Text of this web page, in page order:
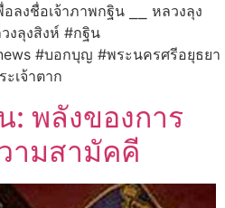
ลงชื่อเจ้าภาพกฐิน ⎯⎯ หลวงลุง
งลุงสิงห์ #กฐิน
#บอกบุญ #พระนครศรีอยุธยา
เจ้าตาก
: พลังของการ
ามสามัคคี